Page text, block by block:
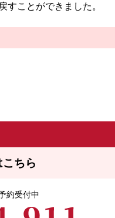
すことができました。
ちら
約受付中